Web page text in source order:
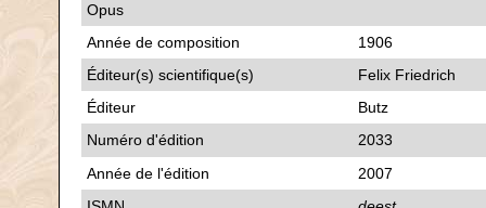
Opus
Année de composition
1906
Éditeur(s) scientifique(s)
Felix Friedrich
Éditeur
Butz
Numéro d'édition
2033
Année de l'édition
2007